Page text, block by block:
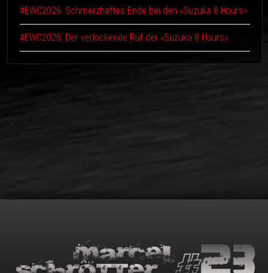
#EWC2026: Schmerzhaftes Ende bei den «Suzuka 8 Hours»
#EWC2026: Der verlockende Ruf der «Suzuka 8 Hours»